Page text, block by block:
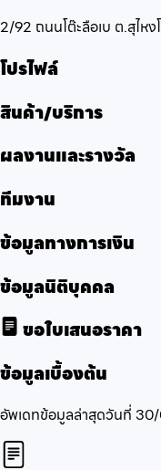
2/92 ถนนโต๊ะลือเบ ต.สุไห
โปรไฟล์
สินค้า/บริการ
ผลงานและรางวัล
ทีมงาน
ข้อมูลทางการเงิน
ข้อมูลนิติบุคคล
ขอใบเสนอราคา
ข้อมูลเบื้องต้น
อัพเดทข้อมูลล่าสุดวันที่